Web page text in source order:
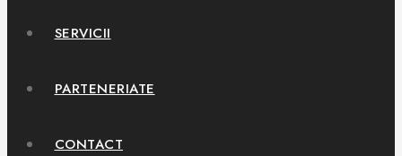
SERVICII
PARTENERIATE
CONTACT